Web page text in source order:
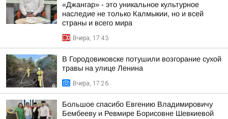
«Джангар» - это уникальное культурное
наследие не только Калмыкии, но и всей
страны и всего мира
Вчера, 17:43
В Городовиковске потушили возгорание сухой
травы на улице Ленина
Вчера, 17:26
Большое спасибо Евгению Владимировичу
Бембееву и Ревмире Борисовне Шевкиевой